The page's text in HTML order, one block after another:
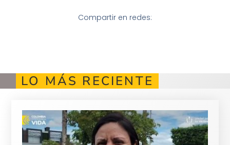
Compartir en redes:
LO MÁS RECIENTE